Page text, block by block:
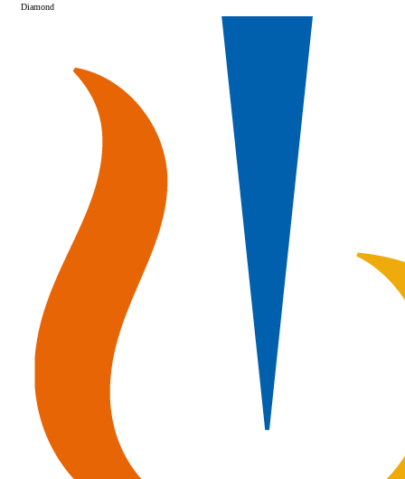
Diamond